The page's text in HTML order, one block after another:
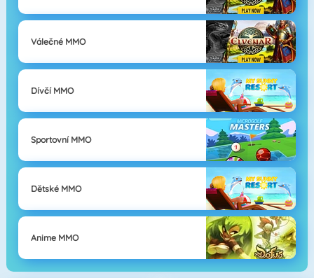
Válečné MMO
Dívčí MMO
Sportovní MMO
Dětské MMO
Anime MMO